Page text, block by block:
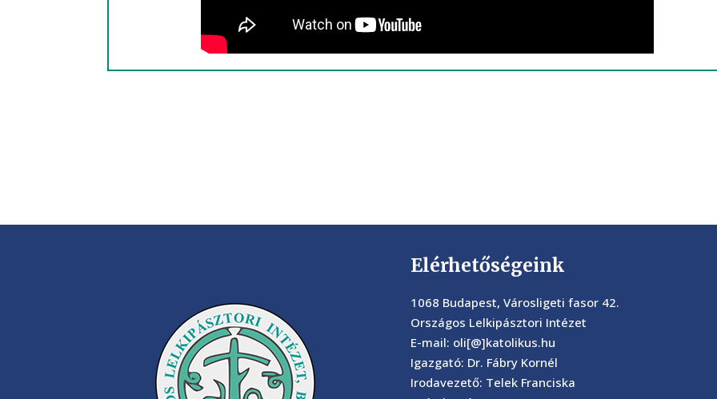
Elérhetőségeink
1068 Budapest, Városligeti fasor 42.
Országos Lelkipásztori Intézet
E-mail: oli[@]katolikus.hu
Igazgató: Dr. Fábry Kornél
Irodavezető: Telek Franciska